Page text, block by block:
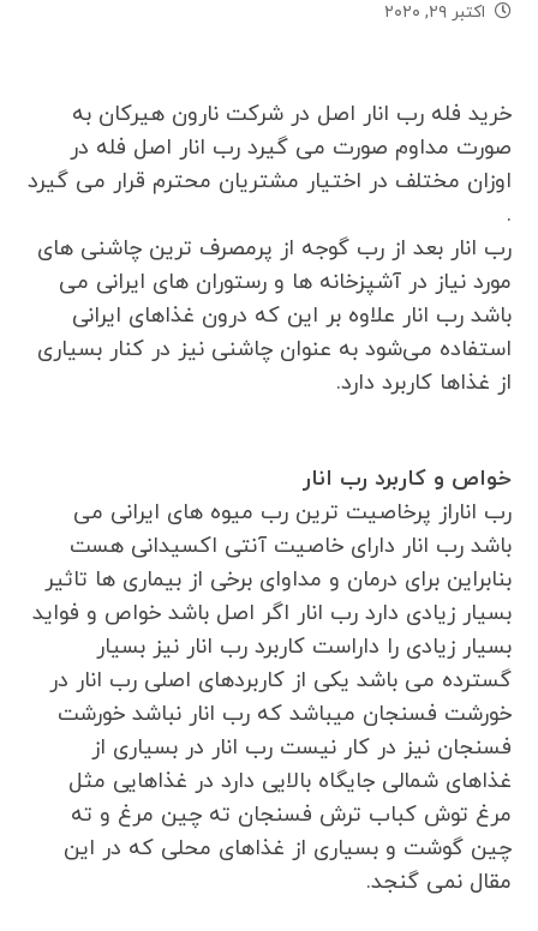
اکتبر ۲۹, ۲۰۲۰
خرید فله رب انار اصل در شرکت نارون هیرکان به
صورت مداوم صورت می گیرد رب انار اصل فله در
اوزان مختلف در اختیار مشتریان محترم قرار می گیرد
.
رب انار بعد از رب گوجه از پرمصرف ترین چاشنی های
مورد نیاز در آشپزخانه ها و رستوران های ایرانی می
باشد رب انار علاوه بر این که درون غذاهای ایرانی
استفاده می‌شود به عنوان چاشنی نیز در کنار بسیاری
از غذاها کاربرد دارد.
خواص و کاربرد رب انار
‏رب اناراز پرخاصیت ترین رب میوه های ایرانی می
باشد رب انار دارای خاصیت آنتی اکسیدانی هست
بنابراین برای درمان و مداوای برخی از بیماری ها تاثیر
بسیار زیادی دارد رب انار اگر اصل باشد خواص و فواید
بسیار زیادی را داراست کاربرد رب انار نیز بسیار
گسترده می باشد یکی از کاربردهای اصلی رب انار در
خورشت فسنجان میباشد که رب انار نباشد خورشت
فسنجان نیز در کار نیست رب انار در بسیاری از
غذاهای شمالی جایگاه بالایی دارد در غذاهایی مثل
مرغ توش کباب ترش فسنجان ته چین مرغ و ته
چین گوشت و بسیاری از غذاهای محلی که در این
مقال نمی گنجد.